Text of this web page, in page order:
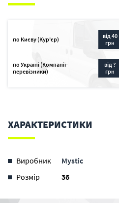
по Києву (Кур'єр)
від 40
грн
по Україні (Компанії-
перевізники)
від ?
грн
ХАРАКТЕРИСТИКИ
Виробник
Mystic
Розмір
36